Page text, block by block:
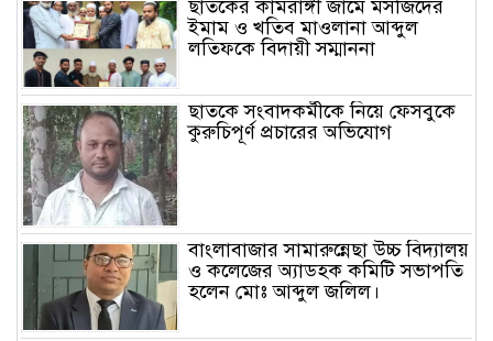
ছাতকের কামরাঙ্গী জামে মসজিদের
ইমাম ও খতিব মাওলানা আব্দুল
লতিফকে বিদায়ী সম্মাননা
ছাতকে সংবাদকর্মীকে নিয়ে ফেসবুকে
কুরুচিপূর্ণ প্রচারের অভিযোগ
বাংলাবাজার সামারুন্নেছা উচ্চ বিদ্যালয়
ও কলেজের অ্যাডহক কমিটি সভাপতি
হলেন মোঃ আব্দুল জলিল।